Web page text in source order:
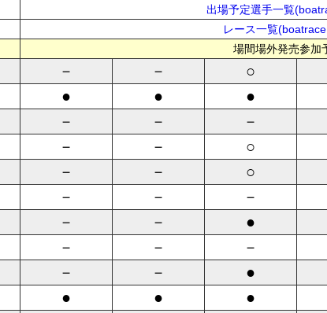
出場予定選手一覧
レース一覧
場間場外発売参加
－ － ○
● ● ●
－ － －
－ － ○
－ － ○
－ － －
－ － ●
－ － －
－ － ●
● ● ●